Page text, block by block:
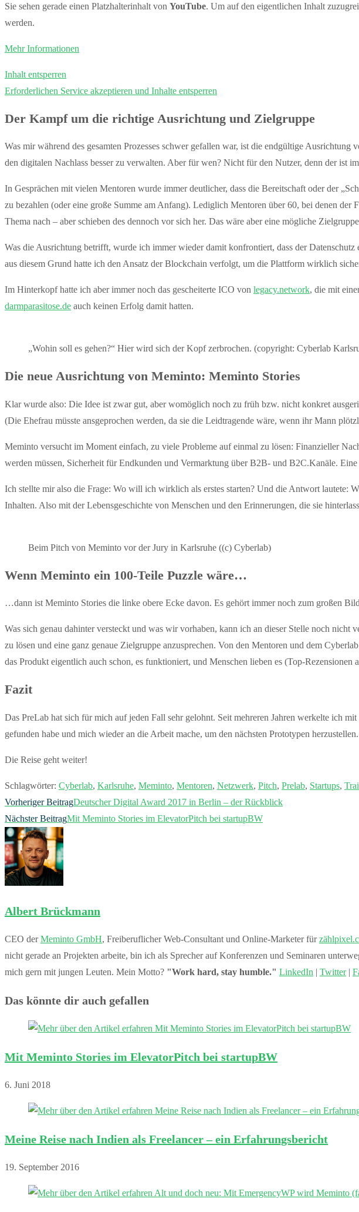
Sie sehen gerade einen Platzhalterinhalt von YouTube. Um auf den eigentlichen Inhalt
werden.
Mehr Informationen
Inhalt entsperren
Erforderlichen Service akzeptieren und Inhalte entsperren
Der Kampf um die richtige Ausrichtung und Zielgruppe
Was mir während des gesamten Prozesses schwer gefallen war, ist die endgültige
den digitalen Nachlass besser zu verwalten. Aber für wen? Nicht für den Nutzer, denn der ist
In Gesprächen mit vielen Mentoren wurde immer deutlicher, dass die Bereitschaft oder der
zu bezahlen (oder eine große Summe am Anfang). Lediglich Mentoren über 60, bei denen
Thema nach – aber schieben des dennoch vor sich her. Das wäre aber eine mögliche
Was die Ausrichtung betrifft, wurde ich immer wieder damit konfrontiert, dass der
aus diesem Grund hatte ich den Ansatz der Blockchain verfolgt, um die Plattform wirklich
Im Hinterkopf hatte ich aber immer noch das gescheiterte ICO von legacy.network, die mit
darmparasitose.de auch keinen Erfolg damit hatten.
„Wohin soll es gehen?“ Hier wird sich der Kopf zerbrochen. (copyright: Cyberlab
Die neue Ausrichtung von Meminto: Meminto Stories
Klar wurde also: Die Idee ist zwar gut, aber womöglich noch zu früh bzw. nicht konkret
(Die Ehefrau müsste ansgeprochen werden, da sie die Leidtragende wäre, wenn ihr Mann
Meminto versucht im Moment einfach, zu viele Probleme auf einmal zu lösen: Finanzieller
werden müssen, Sicherheit für Endkunden und Vermarktung über B2B- und B2C.Kanäle.
Ich stellte mir also die Frage: Wo will ich wirklich als erstes starten? Und die Antwort lautete:
Inhalten. Also mit der Lebensgeschichte von Menschen und den Erinnerungen, die sie
Beim Pitch von Meminto vor der Jury in Karlsruhe ((c) Cyberlab)
Wenn Meminto ein 100-Teile Puzzle wäre…
…dann ist Meminto Stories die linke obere Ecke davon. Es gehört immer noch zum großen
Was sich genau dahinter versteckt und was wir vorhaben, kann ich an dieser Stelle noch
zu lösen und eine ganz genaue Zielgruppe anzusprechen. Von den Mentoren und dem
das Produkt eigentlich auch schon, es funktioniert, und Menschen lieben es (Top-
Fazit
Das PreLab hat sich für mich auf jeden Fall sehr gelohnt. Seit mehreren Jahren werkelte ich
gefunden habe und mich wieder an die Arbeit mache, um den nächsten Prototypen herzustellen.
Die Reise geht weiter!
Schlagwörter: Cyberlab, Karlsruhe, Meminto, Mentoren, Netzwerk, Pitch, Prelab, Startups,
Weitere
Artikel
ansehen
Vorheriger BeitragDeutscher Digital Award 2017 in Berlin – der Rückblick
Nächster BeitragMit Meminto Stories im ElevatorPitch bei startupBW
Albert Brückmann
CEO derMeminto GmbH, Freiberuflicher Web-Consultant und Online-Marketer für
nicht gerade an Projekten arbeite, bin ich als Sprecher auf Konferenzen und Seminaren
mich gern mit jungen Leuten. Mein Motto? "Work hard, stay humble." LinkedIn | Twitter|
Das könnte dir auch gefallen
Mit Meminto Stories im ElevatorPitch bei startupBW
6. Juni 2018
Meine Reise nach Indien als Freelancer – ein Erfahrungsbericht
19. September 2016